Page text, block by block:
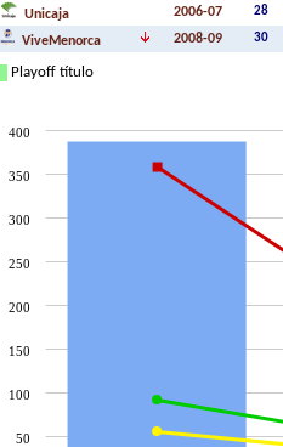
Unicaja 2006-07 28
ViveMenorca 2008-09 30
Playoff título
50
100
150
200
250
300
350
400